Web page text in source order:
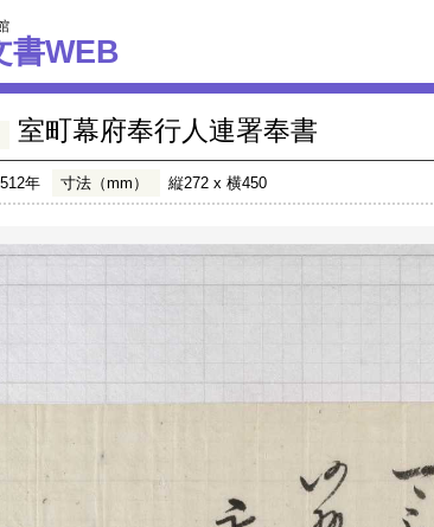
書WEB
室町幕府奉行人連署奉書
年 寸法（mm） 縦272 x 横450